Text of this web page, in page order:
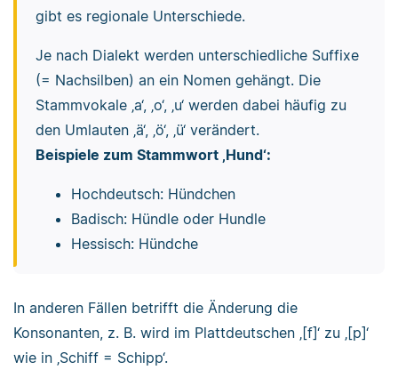
gibt es regionale Unterschiede.
Je nach Dialekt werden unterschiedliche Suffixe
(= Nachsilben) an ein Nomen gehängt. Die
Stammvokale ‚a‘, ‚o‘, ‚u‘ werden dabei häufig zu
den Umlauten ‚ä‘, ‚ö‘, ‚ü‘ verändert.
Beispiele zum Stammwort ‚Hund‘:
Hochdeutsch: Hündchen
Badisch: Hündle oder Hundle
Hessisch: Hündche
In anderen Fällen betrifft die Änderung die
Konsonanten, z. B. wird im Plattdeutschen ‚[f]‘ zu ‚[p]‘
wie in ‚Schiff = Schipp‘.